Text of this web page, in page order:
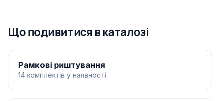
Що подивитися в каталозі
Рамкові риштування
14 комплектів у наявності